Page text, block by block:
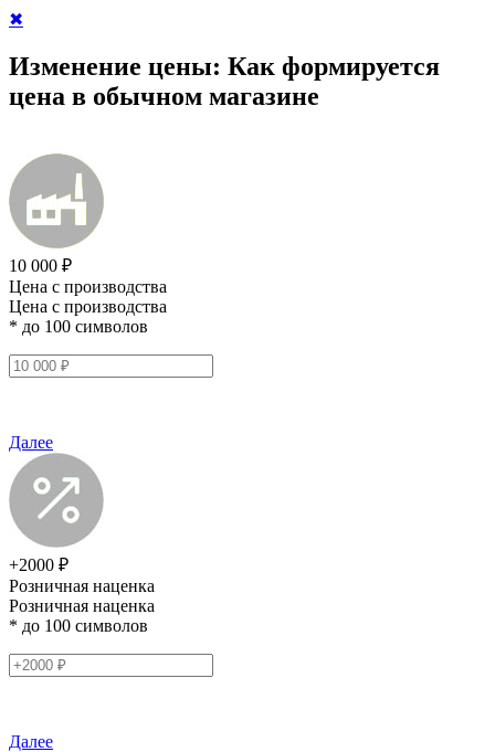
✖
Изменение цены: Как формируется
цена в обычном магазине
10 000 ₽
Цена с производства
Цена с производства
* до 100 символов
Далее
+2000 ₽
Розничная наценка
Розничная наценка
* до 100 символов
Далее